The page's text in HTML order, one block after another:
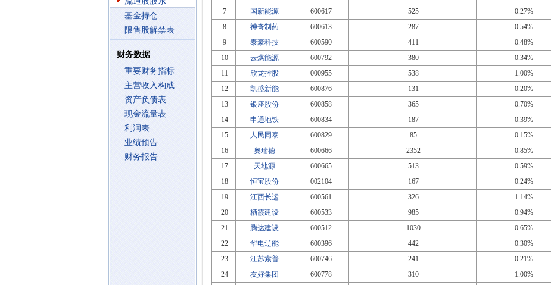
基金持仓
限售股解禁表
财务数据
重要财务指标
主营收入构成
资产负债表
现金流量表
利润表
业绩预告
财务报告
7
国新能源 600617 525 0.27%
8
神奇制药 600613 287 0.54%
9
泰豪科技 600590 411 0.48%
10
云煤能源 600792 380 0.34%
11
欣龙控股 000955 538 1.00%
12
凯盛新能 600876 131 0.20%
13
银座股份 600858 365 0.70%
14
申通地铁 600834 187 0.39%
15
人民同泰 600829 85 0.15%
16
奥瑞德 600666 2352 0.85%
17
天地源 600665 513 0.59%
18
恒宝股份 002104 167 0.24%
19
江西长运 600561 326 1.14%
20
栖霞建设 600533 985 0.94%
21
腾达建设 600512 1030 0.65%
22
华电辽能 600396 442 0.30%
23
江苏索普 600746 241 0.21%
24
友好集团 600778 310 1.00%